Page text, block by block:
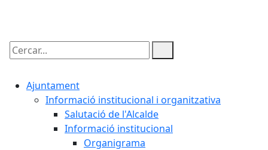
Cercar:
Ajuntament
Informació institucional i organitzativa
Salutació de l'Alcalde
Informació institucional
Organigrama